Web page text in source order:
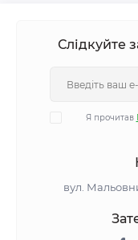
Слідкуйте
Я прочитав
вул.